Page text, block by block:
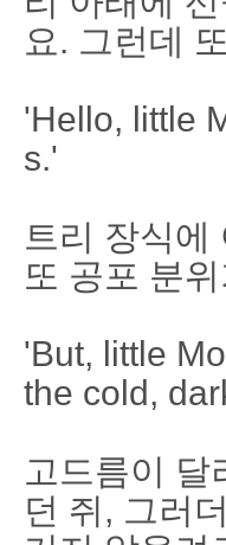
요. 그런데
'Hello, little
s.'
트리 장식에
또 공포 분
'But, little
the cold,
고드름이 달
던 쥐, 그러